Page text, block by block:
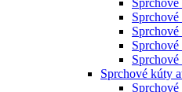
Sprchové kúty